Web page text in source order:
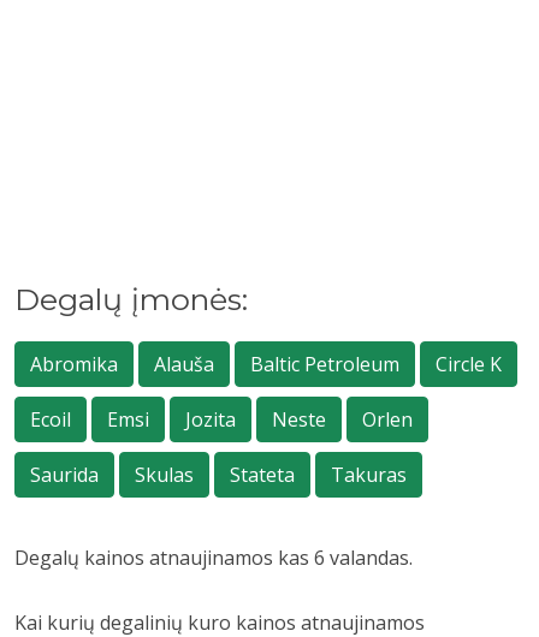
Degalų įmonės:
Abromika Alauša Baltic Petroleum Circle K
Ecoil Emsi Jozita Neste Orlen
Saurida Skulas Stateta Takuras
Degalų kainos atnaujinamos kas 6 valandas.
Kai kurių degalinių kuro kainos atnaujinamos